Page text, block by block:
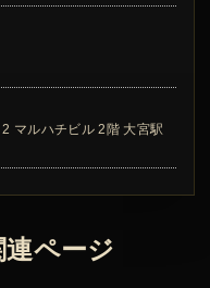
マルハチビル 2階 大宮駅
ページ